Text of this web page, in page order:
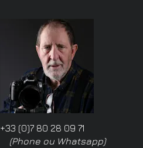
+33 (0)7 80 28 09 71
(Phone ou Whatsapp)